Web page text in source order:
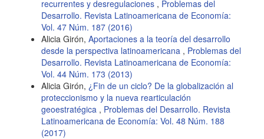
recurrentes y desregulaciones , Problemas del
Desarrollo. Revista Latinoamericana de Economía:
Vol. 47 Núm. 187 (2016)
Alicia Girón, Aportaciones a la teoría del desarrollo
desde la perspectiva latinoamericana , Problemas del
Desarrollo. Revista Latinoamericana de Economía:
Vol. 44 Núm. 173 (2013)
Alicia Girón, ¿Fin de un ciclo? De la globalización al
proteccionismo y la nueva rearticulación
geoestratégica , Problemas del Desarrollo. Revista
Latinoamericana de Economía: Vol. 48 Núm. 188
(2017)